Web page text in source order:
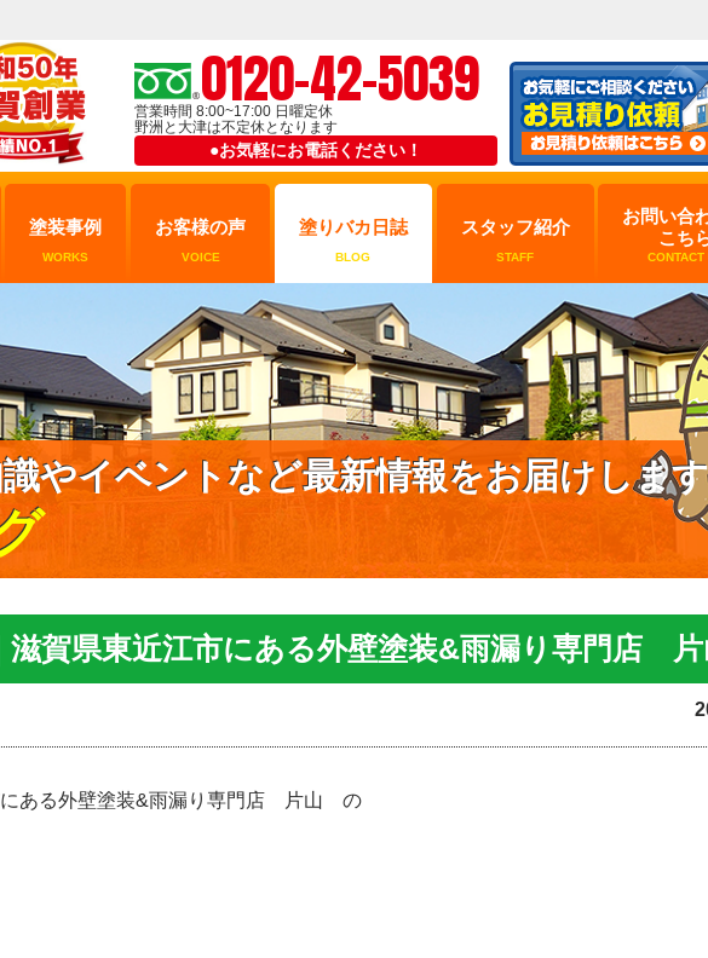
0120-42-5039
営業時間 8:00~17:00 日曜定休
野洲と大津は不定休となります
●お気軽にお電話ください！
塗装事例
WORKS
お客様の声
VOICE
塗りバカ日誌
BLOG
スタッフ紹介
STAFF
お問い合
こち
CONTACT
やイベントなど最新情報をお届けしま
賀県東近江市にある外壁塗装&雨漏り専門店 片
にある外壁塗装&雨漏り専門店 片山 の